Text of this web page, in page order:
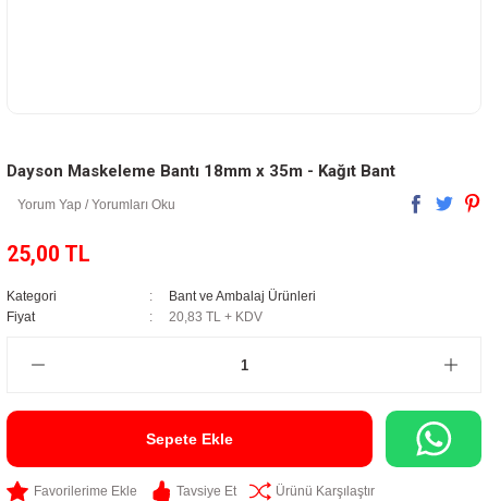
Dayson Maskeleme Bantı 18mm x 35m - Kağıt Bant
Yorum Yap / Yorumları Oku
25,00 TL
Kategori
Bant ve Ambalaj Ürünleri
Fiyat
20,83 TL + KDV
Sepete Ekle
Tavsiye Et Ürünü Karşılaştır